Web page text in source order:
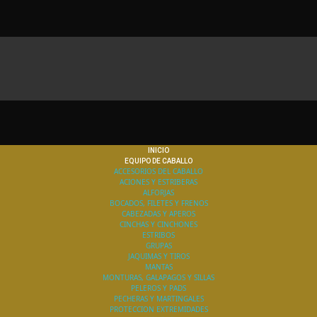
INICIO
EQUIPO DE CABALLO
ACCESORIOS DEL CABALLO
ACIONES Y ESTRIBERAS
ALFORJAS
BOCADOS, FILETES Y FRENOS
CABEZADAS Y APEROS
CINCHAS Y CINCHONES
ESTRIBOS
GRUPAS
JAQUIMAS Y TIROS
MANTAS
MONTURAS, GALAPAGOS Y SILLAS
PELEROS Y PADS
PECHERAS Y MARTINGALES
PROTECCION EXTREMIDADES